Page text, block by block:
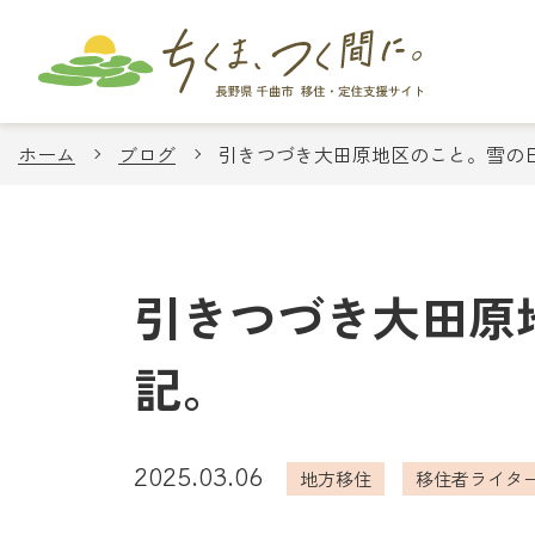
ホーム ブログ 引きつづき大田原地区のこと。雪の
引きつづき大田
記。
2025.03.06 地方移住 移住者ライタ